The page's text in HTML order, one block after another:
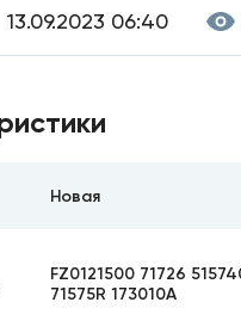
13.09.2023 06:40
Новая
FZ0121500 71726
71575R 173010A